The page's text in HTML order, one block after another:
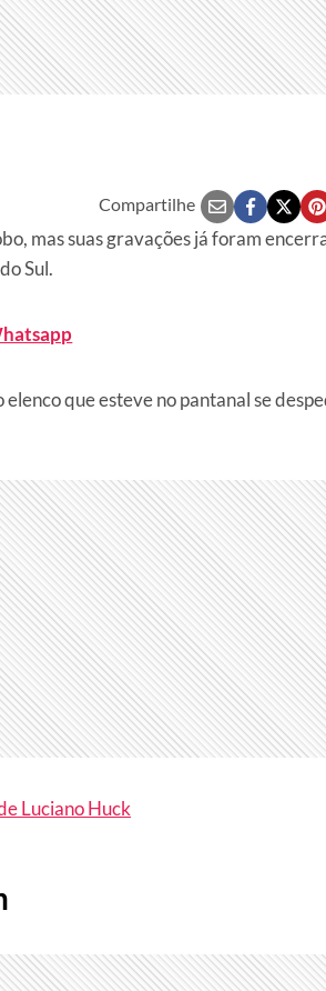
Compartilhe
mas suas gravações já foram
Sul.
que esteve no pantanal se
Luciano Huck